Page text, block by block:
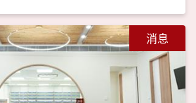
消息